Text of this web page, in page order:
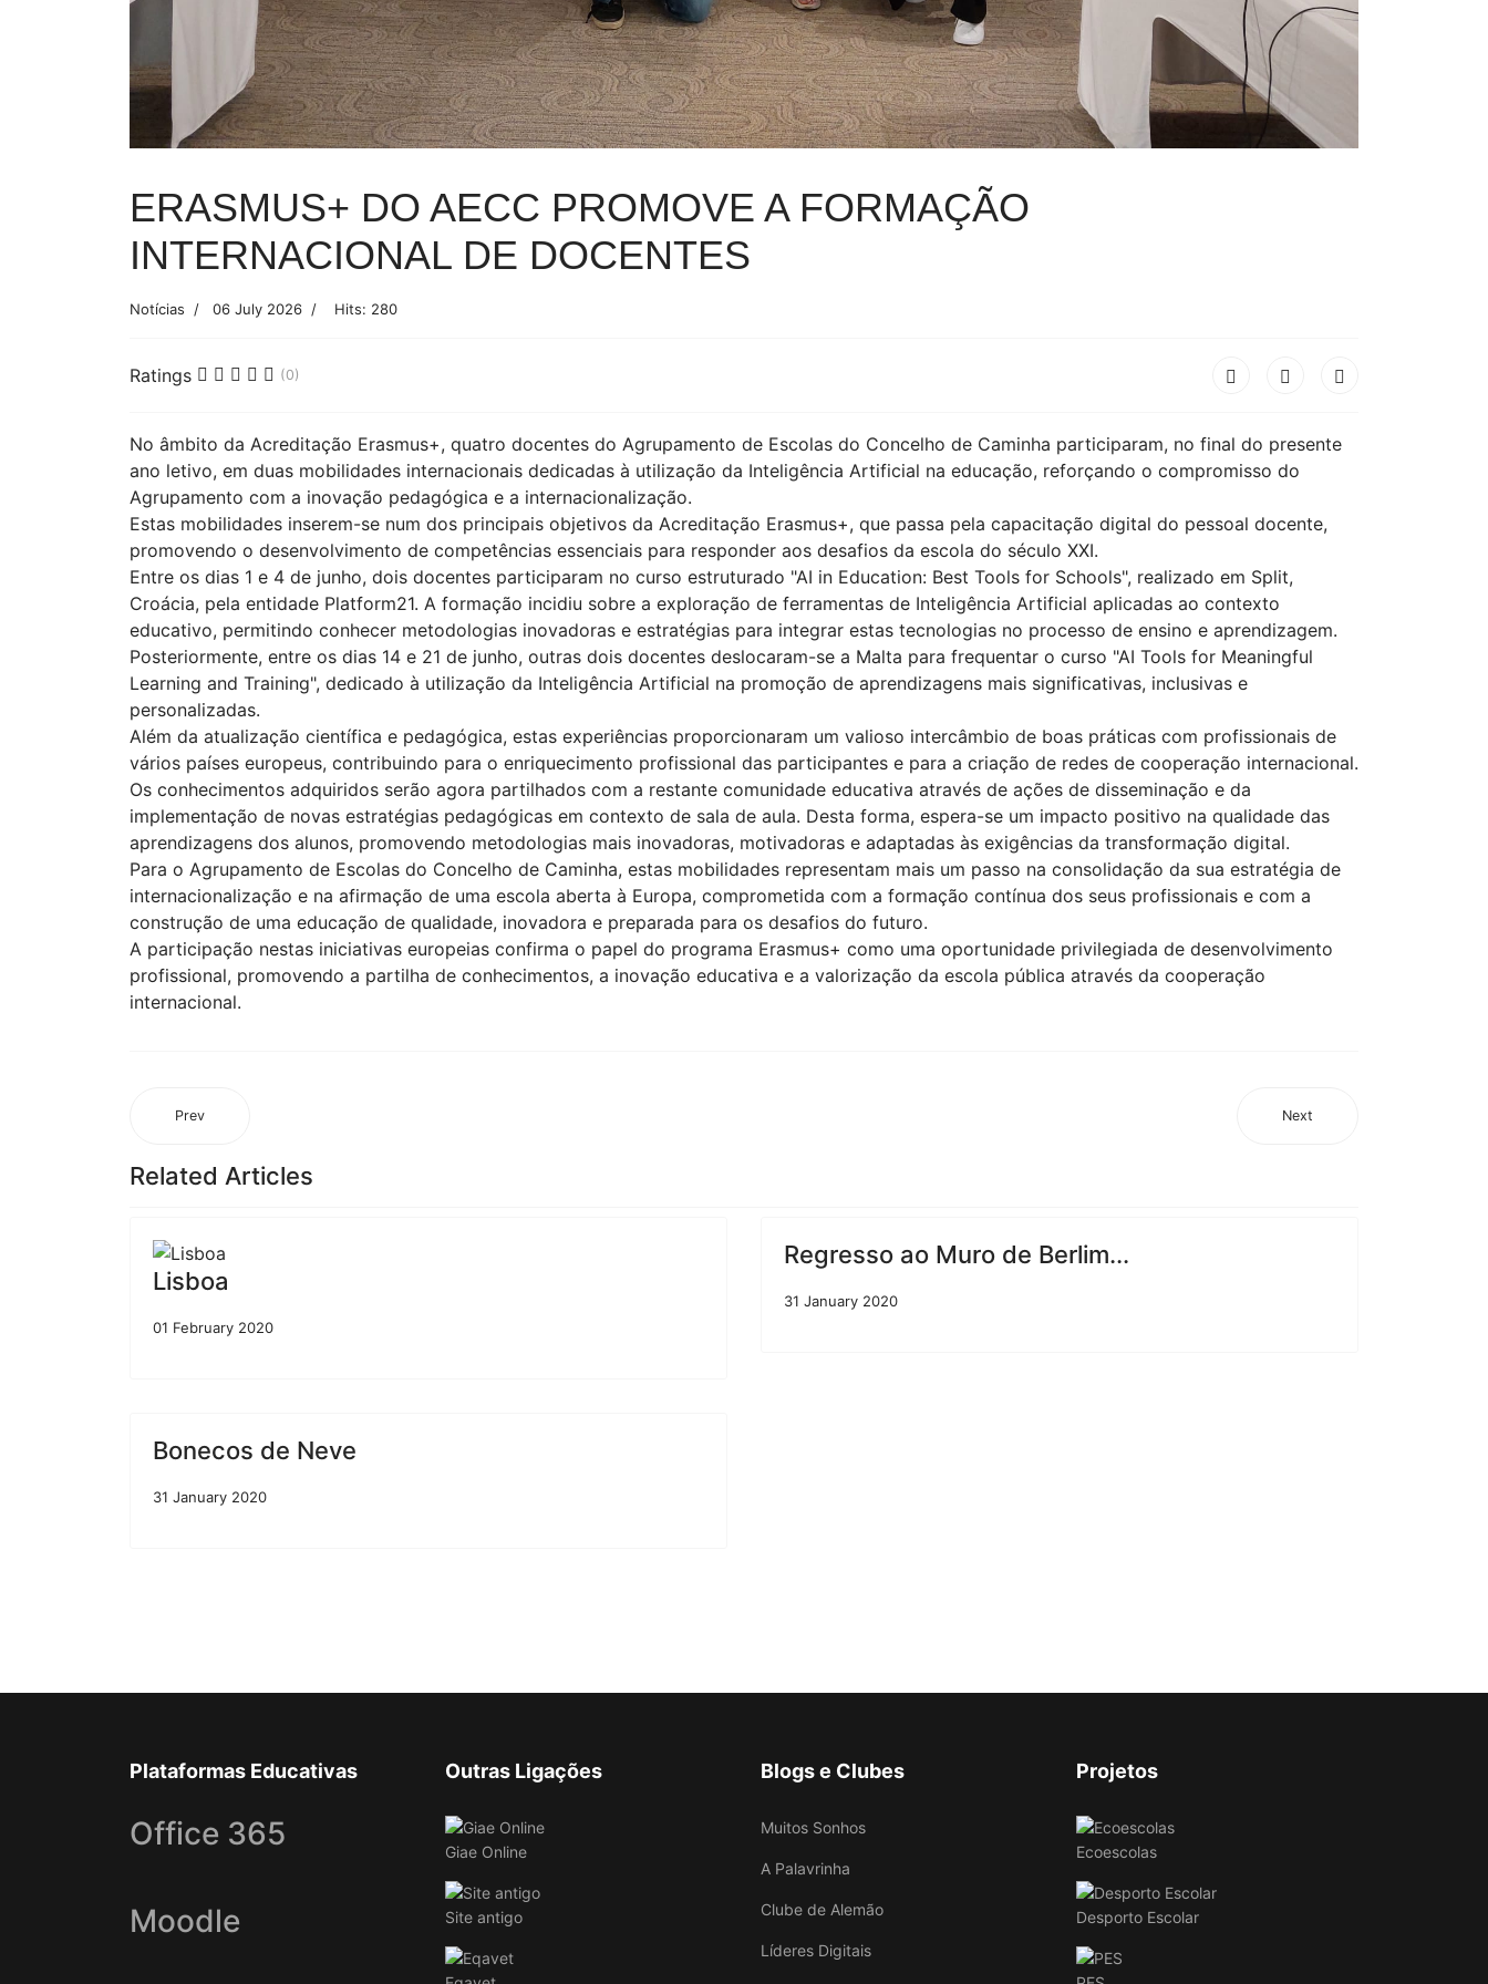
ERASMUS+ DO AECC PROMOVE A FORMAÇÃO
INTERNACIONAL DE DOCENTES
Notícias 06 July 2026 Hits: 280
Ratings (0)
No âmbito da Acreditação Erasmus+, quatro docentes do Agrupamento de Escolas do Concelho de Caminha participaram, no final do presente
ano letivo, em duas mobilidades internacionais dedicadas à utilização da Inteligência Artificial na educação, reforçando o compromisso do
Agrupamento com a inovação pedagógica e a internacionalização.
Estas mobilidades inserem-se num dos principais objetivos da Acreditação Erasmus+, que passa pela capacitação digital do pessoal docente,
promovendo o desenvolvimento de competências essenciais para responder aos desafios da escola do século XXI.
Entre os dias 1 e 4 de junho, dois docentes participaram no curso estruturado "AI in Education: Best Tools for Schools", realizado em Split,
Croácia, pela entidade Platform21. A formação incidiu sobre a exploração de ferramentas de Inteligência Artificial aplicadas ao contexto
educativo, permitindo conhecer metodologias inovadoras e estratégias para integrar estas tecnologias no processo de ensino e aprendizagem.
Posteriormente, entre os dias 14 e 21 de junho, outras dois docentes deslocaram-se a Malta para frequentar o curso "AI Tools for Meaningful
Learning and Training", dedicado à utilização da Inteligência Artificial na promoção de aprendizagens mais significativas, inclusivas e
personalizadas.
Além da atualização científica e pedagógica, estas experiências proporcionaram um valioso intercâmbio de boas práticas com profissionais de
vários países europeus, contribuindo para o enriquecimento profissional das participantes e para a criação de redes de cooperação internacional.
Os conhecimentos adquiridos serão agora partilhados com a restante comunidade educativa através de ações de disseminação e da
implementação de novas estratégias pedagógicas em contexto de sala de aula. Desta forma, espera-se um impacto positivo na qualidade das
aprendizagens dos alunos, promovendo metodologias mais inovadoras, motivadoras e adaptadas às exigências da transformação digital.
Para o Agrupamento de Escolas do Concelho de Caminha, estas mobilidades representam mais um passo na consolidação da sua estratégia de
internacionalização e na afirmação de uma escola aberta à Europa, comprometida com a formação contínua dos seus profissionais e com a
construção de uma educação de qualidade, inovadora e preparada para os desafios do futuro.
A participação nestas iniciativas europeias confirma o papel do programa Erasmus+ como uma oportunidade privilegiada de desenvolvimento
profissional, promovendo a partilha de conhecimentos, a inovação educativa e a valorização da escola pública através da cooperação
internacional.
Prev Next
Related Articles
Lisboa
01 February 2020
Regresso ao Muro de Berlim...
31 January 2020
Bonecos de Neve
31 January 2020
Plataformas Educativas
Office 365
Moodle
Outras Ligações
Giae Online
Site antigo
Blogs e Clubes
Muitos Sonhos
A Palavrinha
Clube de Alemão
Líderes Digitais
Projetos
Ecoescolas
Desporto Escolar